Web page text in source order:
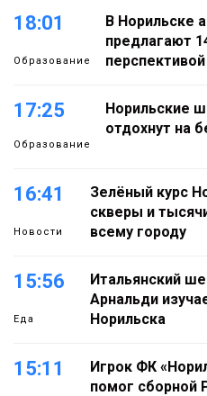
18:01
Образование
В Норильске
предлагают
17:25
Образование
Норильские
отдохнут на
16:41
Новости
Зелёный курс
скверы и
всему городу
15:56
Еда
Итальянский
Арнальди
Норильска
15:11
Игрок ФК
помог сборной